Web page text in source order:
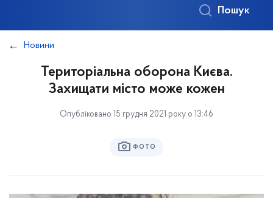
Пошук
Новини
Територіальна оборона Києва.
Захищати місто може кожен
Опубліковано 15 грудня 2021 року о 13:46
ФОТО